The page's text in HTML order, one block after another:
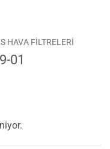
HAVA FILTRELERI
01